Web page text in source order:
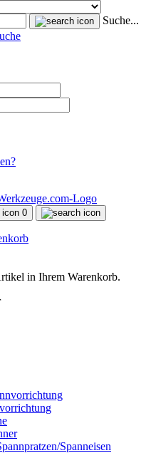
Suche...
0
in Ihrem Warenkorb.
Spanneisen